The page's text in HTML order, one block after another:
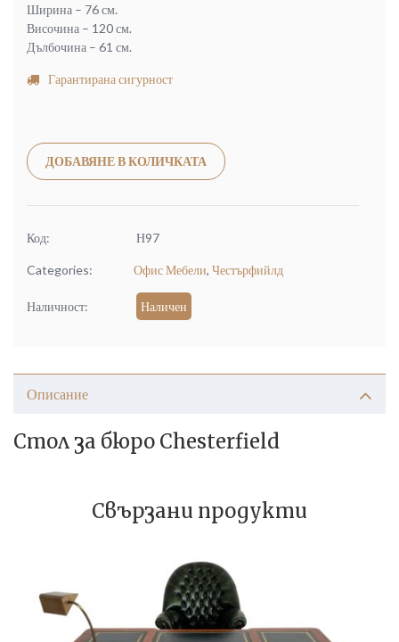
Ширина – 76 см.
Височина – 120 см.
Дълбочина – 61 см.
Гарантирана сигурност
ДОБАВЯНЕ В КОЛИЧКАТА
Код: Н97
Categories: Офис Мебели, Честърфийлд
Наличност: Наличен
Описание
Стол за бюро Chesterfield
Свързани продукти